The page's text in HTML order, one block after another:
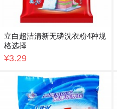
立白超洁清新无磷洗衣粉4种规
格选择
¥3.29